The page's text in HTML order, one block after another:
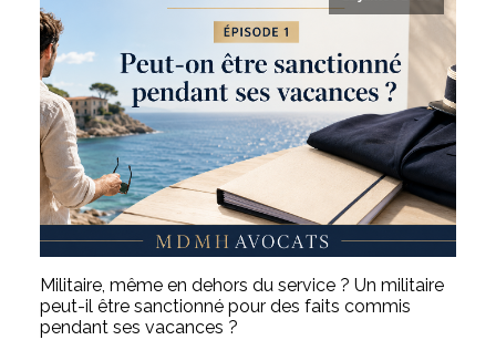
Militaire, même en dehors du service ? Un militaire
peut-il être sanctionné pour des faits commis
pendant ses vacances ?